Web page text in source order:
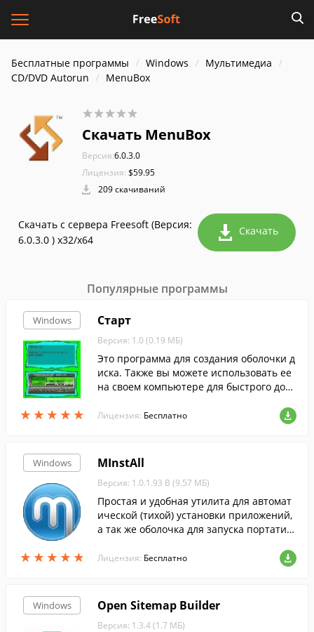
Бесплатные программы Windows
Мультимедиа
CD/DVD Autorun
MenuBox
Скачать MenuBox
Версия:6.0.3.0
Лицензия: $59.95
209 скачиваний
Скачать с сервера Freesoft (Версия:
6.0.3.0 ) x32/x64
Скачать
Популярные программы
Windows
★ ★ ★ ★ ★
★ ★ ★ ★ ★
Старт
Версия: 1.0 (0.19 МБ)
Это программа для создания оболочки д
иска. Также вы можете использовать ее
на своем компьютере для быстрого дост
ивам.
Лицензия: Бесплатно
Windows
★ ★ ★ ★ ★
★ ★ ★ ★ ★
MInstAll
Версия: 1.0.1.93 B (9.57 МБ)
Простая и удобная утилита для автомат
ической (тихой) установки приложений,
а так же оболочка для запуска портатив
Лицензия: Бесплатно
Windows Open Sitemap Builder
Версия: 1.3.4 (1.7 МБ)